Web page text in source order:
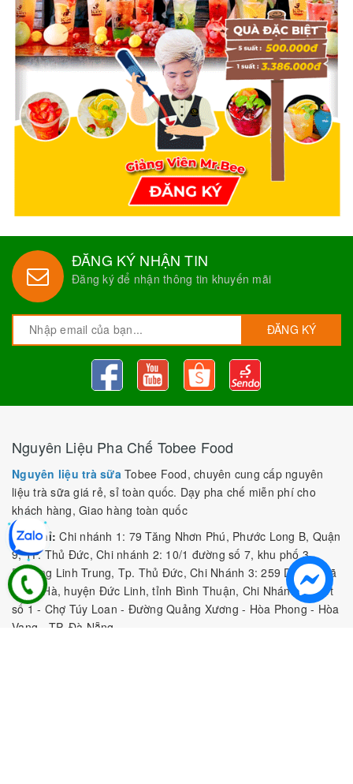
ĐĂNG KÝ NHẬN TIN
Đăng ký để nhận thông tin khuyến mãi
ĐĂNG KÝ
Nguyên Liệu Pha Chế Tobee Food
Nguyên liệu trà sữa Tobee Food, chuyên cung cấp nguyên
liệu trà sữa giá rẻ, sỉ toàn quốc. Dạy pha chế miễn phí cho
khách hàng, Giao hàng toàn quốc
Địa Chỉ: Chi nhánh 1: 79 Tăng Nhơn Phú, Phước Long B, Quận
9, TP. Thủ Đức, Chi nhánh 2: 10/1 đường số 7, khu phố 3,
Phường Linh Trung, Tp. Thủ Đức, Chi Nhánh 3: 259 DT766, xã
Đông Hà, huyện Đức Linh, tỉnh Bình Thuận, Chi Nhánh 4: Kiot
số 1 - Chợ Túy Loan - Đường Quảng Xương - Hòa Phong - Hòa
Vang - TP. Đà Nẵng